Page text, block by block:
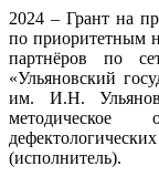
2024 – Грант на
по приоритетным
партнёров по
«Ульяновский
им. И.Н.
методическое
(исполнитель).